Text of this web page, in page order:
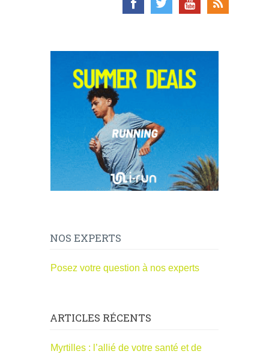
NOS EXPERTS
Posez votre question à nos experts
ARTICLES RÉCENTS
Myrtilles : l’allié de votre santé et de